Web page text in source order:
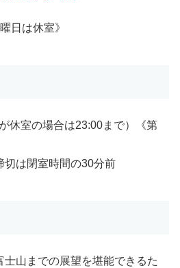
日は休室》
休室の場合は23:00まで）《第
は閉室時間の30分前
山までの展望を堪能できるた